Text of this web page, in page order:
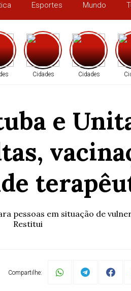
Esportes Mundo
Cidades Cidades
e
pessoas em situação de
Restitui
Compartilhe: